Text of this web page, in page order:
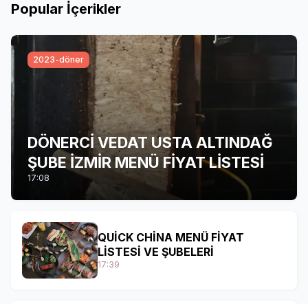
Popular İçerikler
2023-döner
DÖNERCİ VEDAT USTA ALTINDAĞ
ŞUBE İZMİR MENÜ FİYAT LİSTESİ
17:08
QUİCK CHİNA MENÜ FİYAT
LİSTESİ VE ŞUBELERİ
17:39